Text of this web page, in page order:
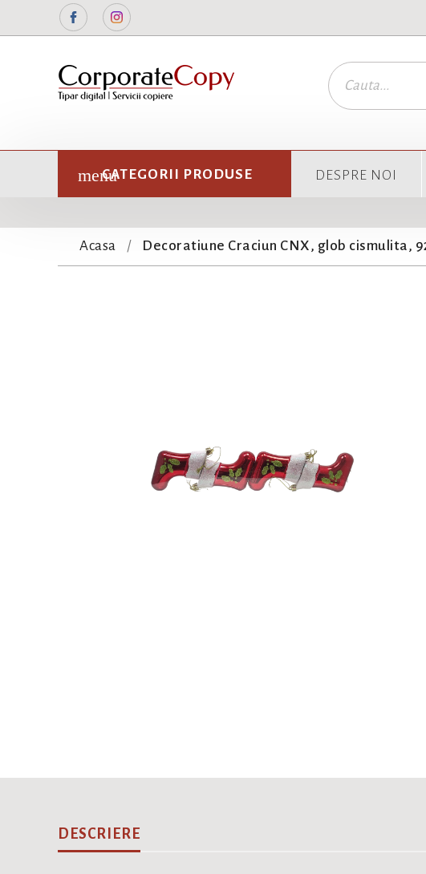
FacebookInstagram
CATEGORII PRODUSE DESPRE NOI
Acasa Decoratiune Craciun CNX, glob cismulita,
DESCRIERE